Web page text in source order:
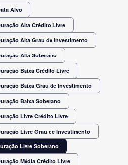
Alvo
Alta Crédito Livre
Alta Grau de Investimento
Alta Soberano
Baixa Crédito Livre
Baixa Grau de Investimento
Baixa Soberano
Livre Crédito Livre
Livre Grau de Investimento
Livre Soberano
Média Crédito Livre